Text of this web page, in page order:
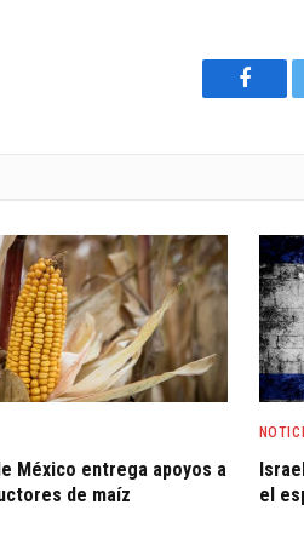
México entrega apoyos a
de maíz
el